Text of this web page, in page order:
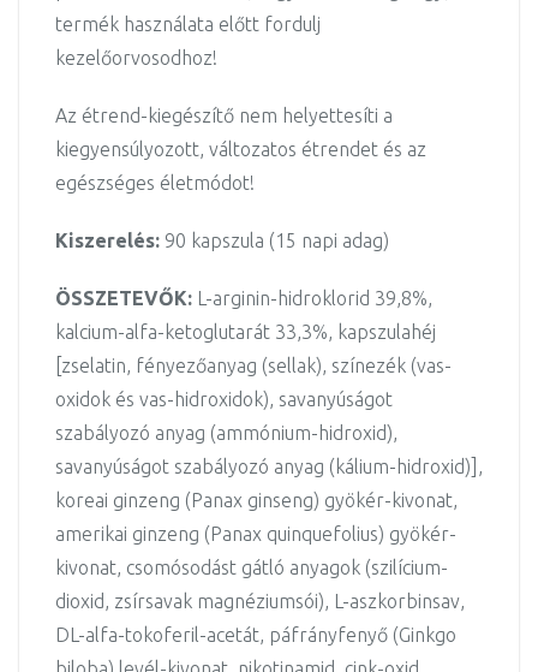
termék használata előtt fordulj
kezelőorvosodhoz!
Az étrend-kiegészítő nem helyettesíti a
kiegyensúlyozott, változatos étrendet és az
egészséges életmódot!
Kiszerelés: 90 kapszula (15 napi adag)
ÖSSZETEVŐK: L-arginin-hidroklorid 39,8%,
kalcium-alfa-ketoglutarát 33,3%, kapszulahéj
[zselatin, fényezőanyag (sellak), színezék (vas-
oxidok és vas-hidroxidok), savanyúságot
szabályozó anyag (ammónium-hidroxid),
savanyúságot szabályozó anyag (kálium-hidroxid)],
koreai ginzeng (Panax ginseng) gyökér-kivonat,
amerikai ginzeng (Panax quinquefolius) gyökér-
kivonat, csomósodást gátló anyagok (szilícium-
dioxid, zsírsavak magnéziumsói), L-aszkorbinsav,
DL-alfa-tokoferil-acetát, páfrányfenyő (Ginkgo